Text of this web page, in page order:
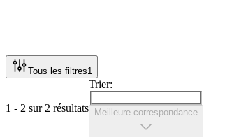
Tous les filtres1
1 - 2 sur 2 résultats
Trier:
Meilleure correspondance